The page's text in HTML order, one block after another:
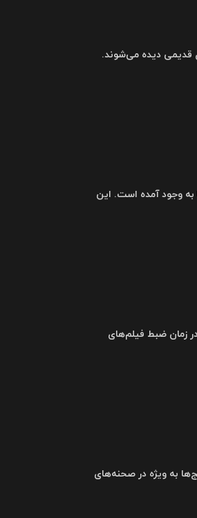
قدیمی دیده می‌شوند.
به وجود آمده است. این
زمان ضبط فیلم‌های
به ویژه در صحنه‌های